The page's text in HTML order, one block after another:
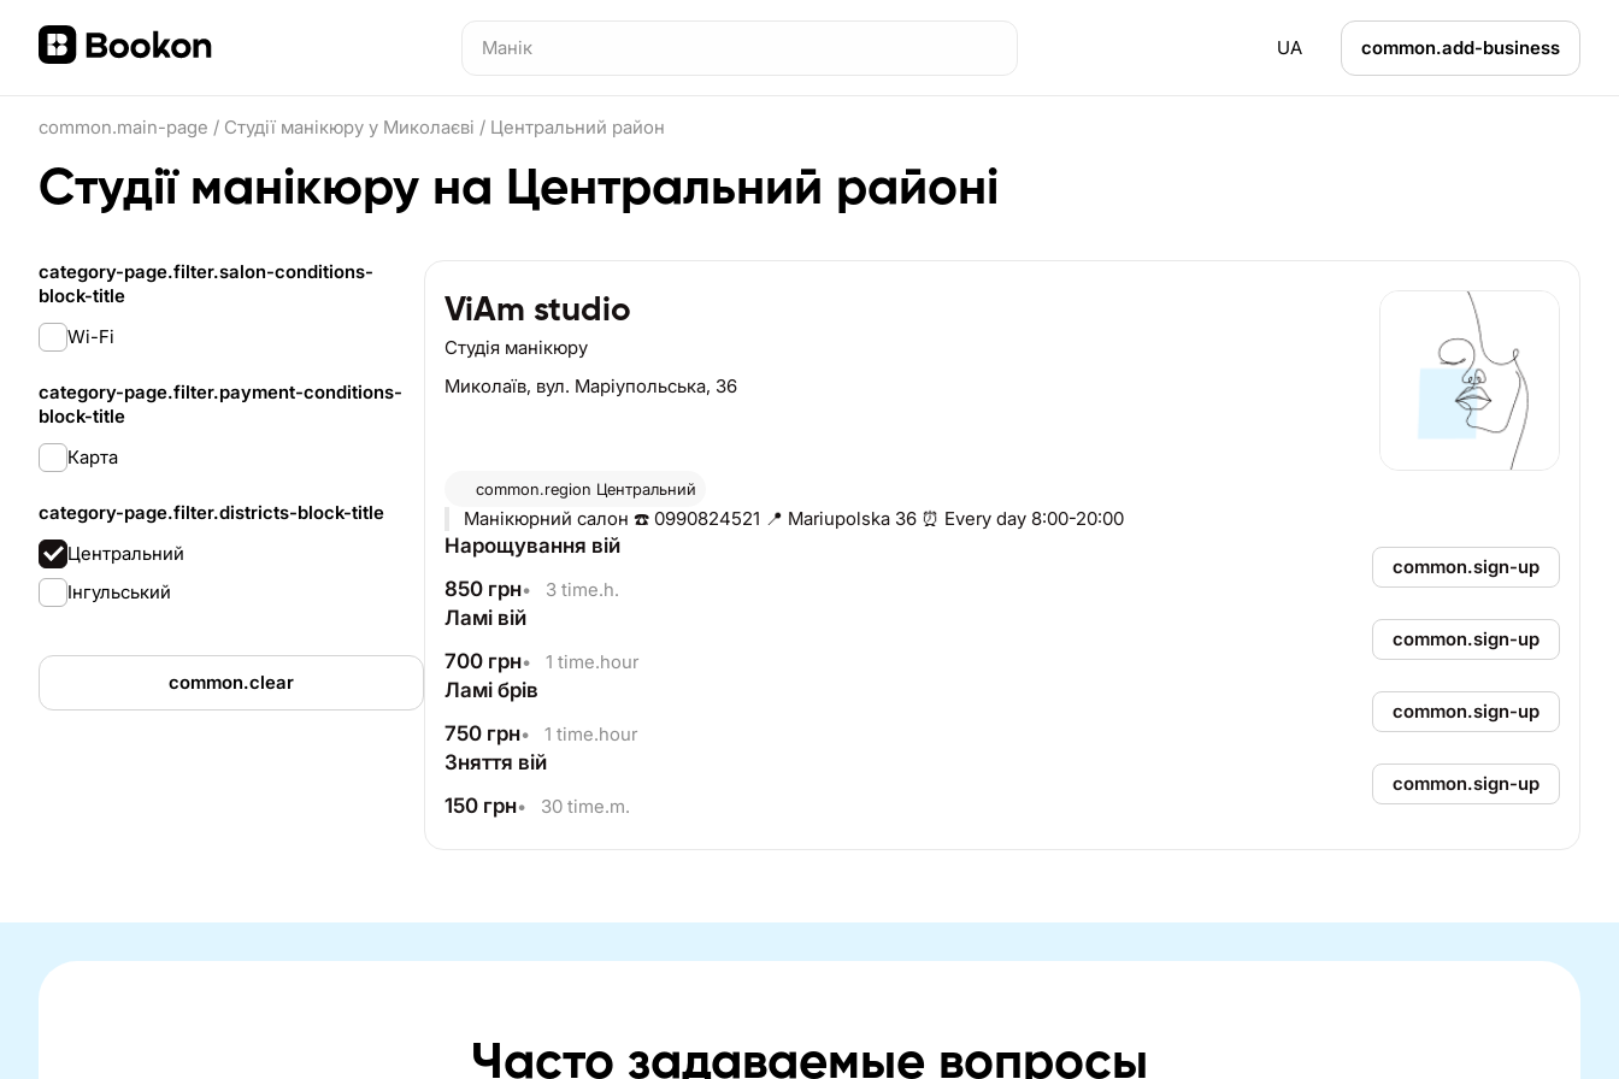
UA common.add-business
common.main-page / Студії манікюру у Миколаєві / Центральний район
Студії манікюру на Центральний районі
category-page.filter.salon-conditions-
block-title
Wi-Fi
category-page.filter.payment-conditions-
block-title
Карта
category-page.filter.districts-block-title
Центральний
Інгульський
common.clear
ViAm studio
Студія манікюру
Миколаїв, вул. Маріупольська, 36
common.region Центральний
Манікюрний салон ☎️ 0990824521 📍 Mariupolska 36 ⏰ Every day 8:00-20:00
Нарощування вій
850 грн• 3 time.h.
common.sign-up
Ламі вій
700 грн• 1 time.hour
common.sign-up
Ламі брів
750 грн• 1 time.hour
common.sign-up
Зняття вій
150 грн• 30 time.m.
common.sign-up
Часто задаваемые вопросы